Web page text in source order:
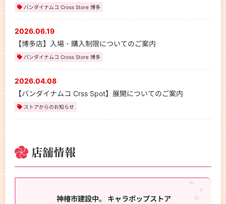
バンダイナムコ Cross Store 博多
2026.06.19
【博多店】入場・購入制限についてのご案内
バンダイナムコ Cross Store 博多
2026.04.08
【バンダイナムコ Crss Spot】展開についてのご案内
ストアからのお知らせ
店舗情報
神椿市建設中。 キャラポップストア